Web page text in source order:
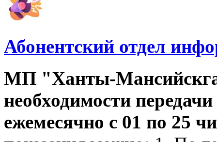
Абонентский отдел
МП "Ханты-
необходимости
ежемесячно с 01 по 25